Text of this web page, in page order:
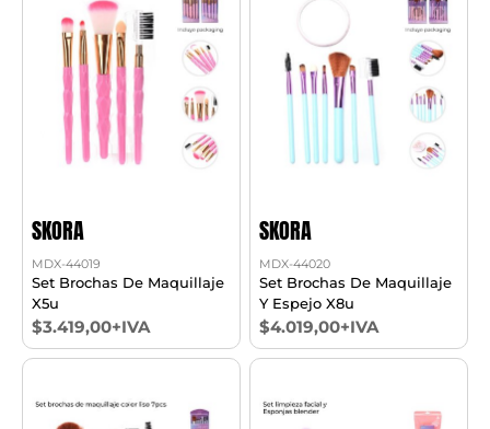
SKORA
MDX-44019
Set Brochas De Maquillaje
X5u
$3.419,00+IVA
SKORA
MDX-44020
Set Brochas De Maquillaje
Y Espejo X8u
$4.019,00+IVA